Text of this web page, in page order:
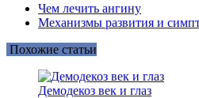
Чем лечить ангину
Механизмы развития и
Похожие статьи
Демодекоз век и глаз